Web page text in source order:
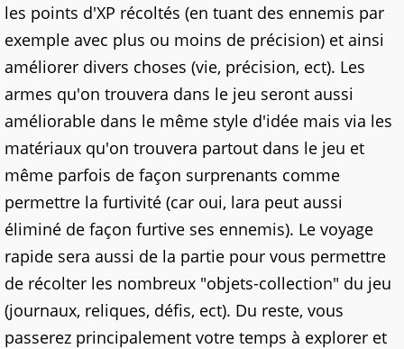
les points d'XP récoltés (en tuant des ennemis par
exemple avec plus ou moins de précision) et ainsi
améliorer divers choses (vie, précision, ect). Les
armes qu'on trouvera dans le jeu seront aussi
améliorable dans le même style d'idée mais via les
matériaux qu'on trouvera partout dans le jeu et
même parfois de façon surprenants comme
permettre la furtivité (car oui, lara peut aussi
éliminé de façon furtive ses ennemis). Le voyage
rapide sera aussi de la partie pour vous permettre
de récolter les nombreux "objets-collection" du jeu
(journaux, reliques, défis, ect). Du reste, vous
passerez principalement votre temps à explorer et